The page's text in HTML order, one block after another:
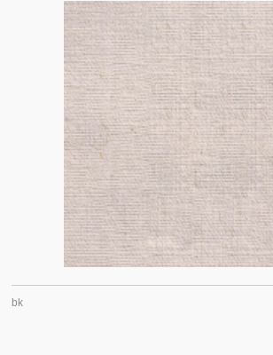
bk